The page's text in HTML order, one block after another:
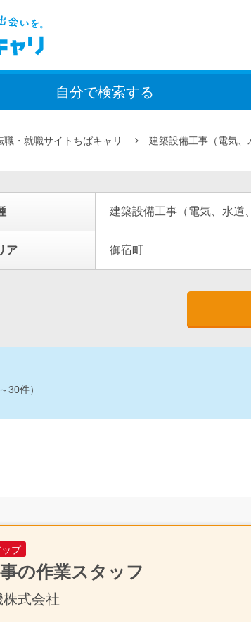
自分で検索する
・就職サイトちばキャリ 建築設備工事（電気、
建築設備工事（電気、水道
ア 御宿町
30件）
プ
の作業スタッフ
式会社